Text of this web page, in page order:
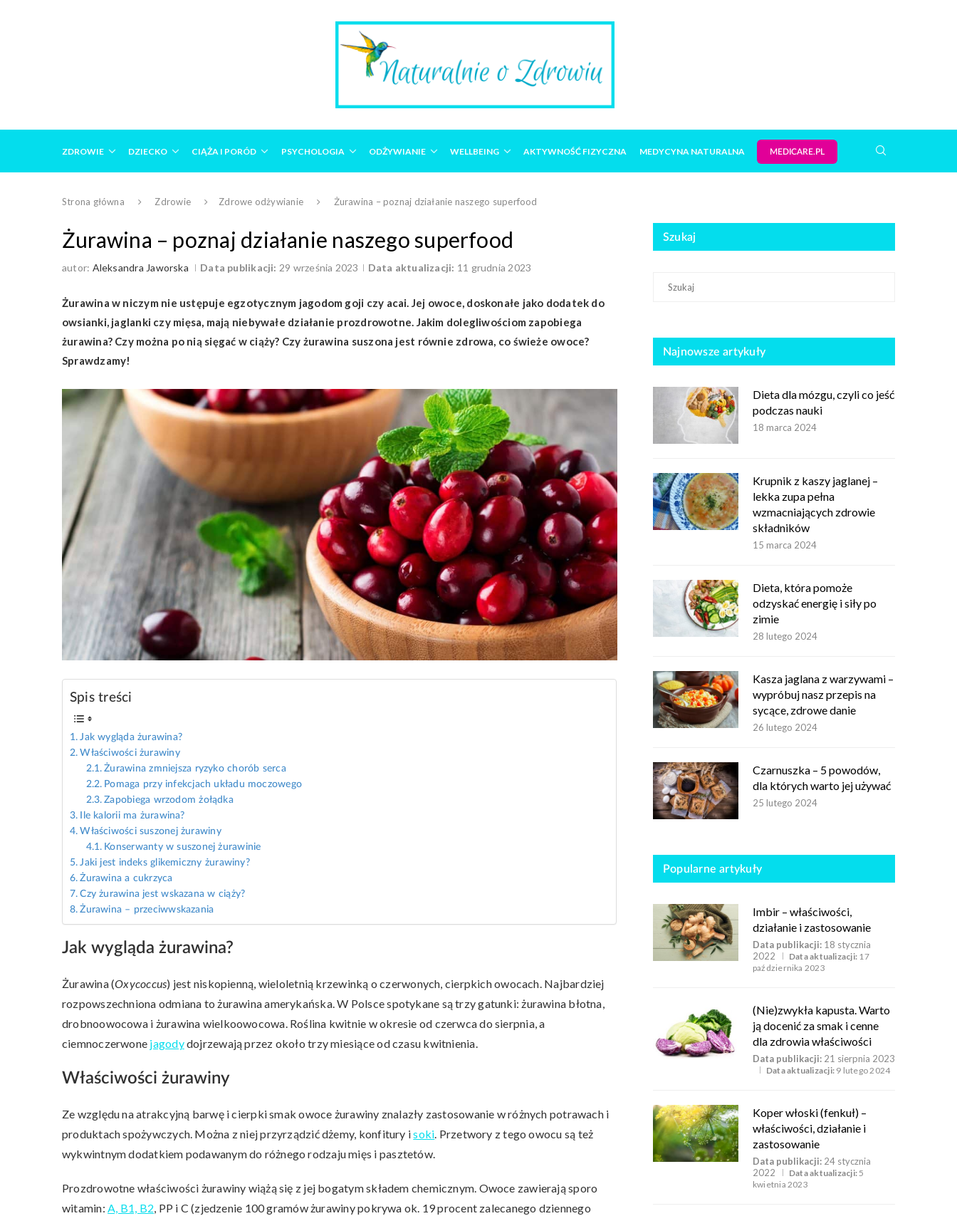
ZDROWIE DZIECKO CIĄŻA I PORÓD PSYCHOLOGIA ODŻYWIANIE WELLBEING AKTYWNOŚĆ FIZYCZNA MEDYCYNA NATURALNA MEDICARE.PL
Strona główna Zdrowie Zdrowe odżywianie Żurawina – poznaj działanie naszego superfood
Żurawina – poznaj działanie naszego superfood
autor: Aleksandra Jaworska Data publikacji: 29 września 2023 Data aktualizacji: 11 grudnia 2023
Żurawina w niczym nie ustępuje egzotycznym jagodom goji czy acai. Jej owoce, doskonałe jako dodatek do
owsianki, jaglanki czy mięsa, mają niebywałe działanie prozdrowotne. Jakim dolegliwościom zapobiega
żurawina? Czy można po nią sięgać w ciąży? Czy żurawina suszona jest równie zdrowa, co świeże owoce?
Sprawdzamy!
Spis treści
Jak wygląda żurawina?
Właściwości żurawiny
Żurawina zmniejsza ryzyko chorób serca
Pomaga przy infekcjach układu moczowego
Zapobiega wrzodom żołądka
Ile kalorii ma żurawina?
Właściwości suszonej żurawiny
Konserwanty w suszonej żurawinie
Jaki jest indeks glikemiczny żurawiny?
Żurawina a cukrzyca
Czy żurawina jest wskazana w ciąży?
Żurawina – przeciwwskazania
Jak wygląda żurawina?
Żurawina (Oxycoccus) jest niskopienną, wieloletnią krzewinką o czerwonych, cierpkich owocach. Najbardziej
rozpowszechniona odmiana to żurawina amerykańska. W Polsce spotykane są trzy gatunki: żurawina błotna,
drobnoowocowa i żurawina wielkoowocowa. Roślina kwitnie w okresie od czerwca do sierpnia, a
ciemnoczerwone jagodydojrzewają przez około trzy miesiące od czasu kwitnienia.
Właściwości żurawiny
Ze względu na atrakcyjną barwę i cierpki smak owoce żurawiny znalazły zastosowanie w różnych potrawach i
produktach spożywczych. Można z niej przyrządzić dżemy, konfitury isoki. Przetwory z tego owocu są też
wykwintnym dodatkiem podawanym do różnego rodzaju mięs i pasztetów.
Prozdrowotne właściwości żurawiny wiążą się z jej bogatym składem chemicznym. Owoce zawierają sporo
witamin:A, B1, B2, PP i C (zjedzenie 100 gramów żurawiny pokrywa ok. 19 procent zalecanego dziennego
Szukaj
Najnowsze artykuły
Dieta dla mózgu, czyli co jeść
podczas nauki
18 marca 2024
Krupnik z kaszy jaglanej –
lekka zupa pełna
wzmacniających zdrowie
składników
15 marca 2024
Dieta, która pomoże
odzyskać energię i siły po
zimie
28 lutego 2024
Kasza jaglana z warzywami –
wypróbuj nasz przepis na
sycące, zdrowe danie
26 lutego 2024
Czarnuszka – 5 powodów,
dla których warto jej używać
25 lutego 2024
Popularne artykuły
Imbir – właściwości,
działanie i zastosowanie
Data publikacji: 18 stycznia
2022
Data aktualizacji: 17
października 2023
(Nie)zwykła kapusta. Warto
ją docenić za smak i cenne
dla zdrowia właściwości
Data publikacji: 21 sierpnia 2023
Data aktualizacji: 9 lutego 2024
Koper włoski (fenkuł) –
właściwości, działanie i
zastosowanie
Data publikacji: 24 stycznia
2022
Data aktualizacji: 5
kwietnia 2023